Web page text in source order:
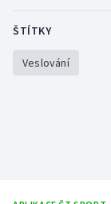
ŠTÍTKY
Veslování